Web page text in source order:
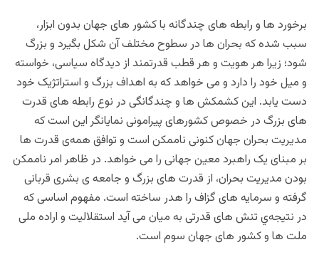
برخورد ها و رابطه های چندگانه با کشور های جهان بدون ابزار،
سبب شده که بحران ها در سطوح مختلف آن شکل بگیرد و بزرگ
شود؛ زیرا هر هویت و هر قطب قدرتمند از دیدگاه سیاسی، خواسته
و میل خود را دارد و می خواهد که به اهداف بزرگ و استراتژیک خود
دست یابد. این کشمکش ها و چندگانگی در نوع رابطه های قدرت
های بزرگ در خصوص کشورهای پیرامونی نمایانگر این است که
مدیریت بحران جهان کنونی ناممکن است و توافق همه‌ی قدرت ها
بر مبنای یک راهبرد معین جهانی را می خواهد. در ظاهر امر ناممکن
بودن مدیریت بحران، از قدرت های بزرگ و جامعه ی بشری قربانی
گرفته و سرمایه های گزاف را هدر ساخته است. مفهوم اساسی که
در نتیجه‌ي تنش های قدرتی به میان می آید استقلالیت و اراده ملی
ملت ها و کشور های جهان سوم است.